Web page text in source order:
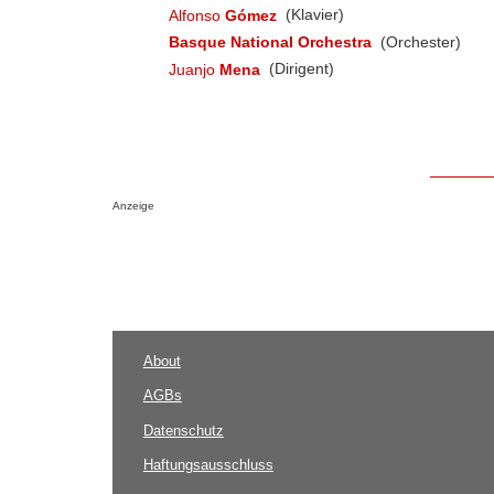
Alfonso Gómez (Klavier)
Basque National Orchestra (Orchester)
Juanjo Mena (Dirigent)
Anzeige
About
AGBs
Datenschutz
Haftungsausschluss